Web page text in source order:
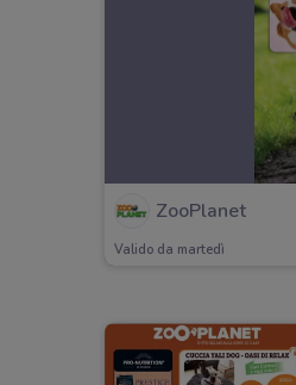
ZooPlanet
Valido da martedì